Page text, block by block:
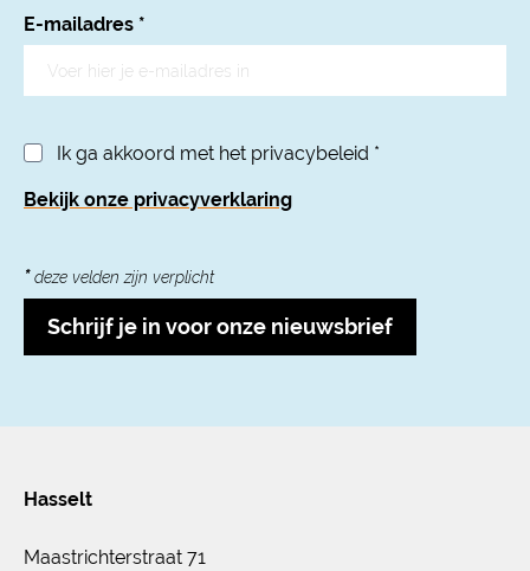
E-mailadres *
Ik ga akkoord met het privacybeleid *
Bekijk onze privacyverklaring
*deze velden zijn verplicht
Schrijf je in voor onze nieuwsbrief
Hasselt
Maastrichterstraat 71